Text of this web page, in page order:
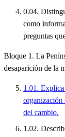
0.04.
como
preguntas
Bloque 1. La
desaparición de la
1.01.
organización
del cambio.
1.02.